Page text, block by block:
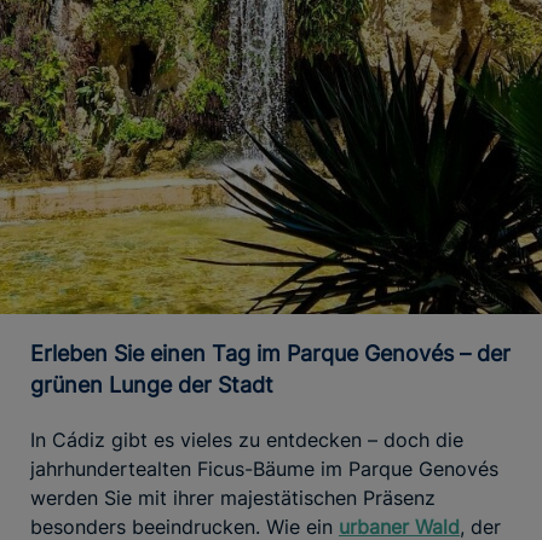
Erleben Sie einen Tag im Parque Genovés – der
grünen Lunge der Stadt
In Cádiz gibt es vieles zu entdecken – doch die
jahrhundertealten Ficus-Bäume im Parque Genovés
werden Sie mit ihrer majestätischen Präsenz
besonders beeindrucken. Wie ein urbaner Wald, der